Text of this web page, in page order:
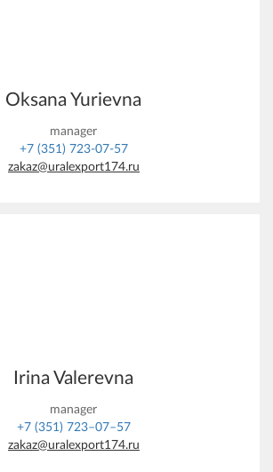
Oksana Yurievna
manager
+7 (351) 723-07-57
zakaz@uralexport174.ru
Irina Valerevna
manager
+7 (351) 723–07–57
zakaz@uralexport174.ru